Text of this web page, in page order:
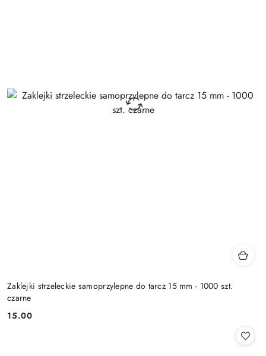
Zaklejki strzeleckie samoprzylepne do tarcz 15 mm - 1000 szt.
czarne
Cena:
15.00